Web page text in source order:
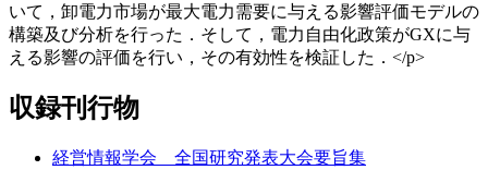
いて，卸電力市場が最大電力需要に与える影響評価モデルの
構築及び分析を行った．そして，電力自由化政策がGXに与
える影響の評価を行い，その有効性を検証した．</p>
収録刊行物
経営情報学会 全国研究発表大会要旨集